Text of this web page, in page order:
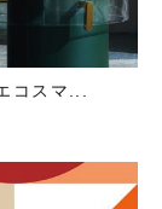
コスマ...